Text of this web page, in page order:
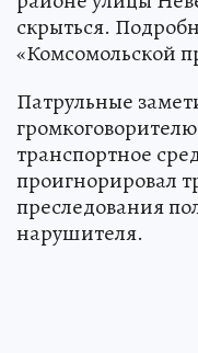
скрыться.
«Комсомольской
Патрульные
транспортное
проигнорировал
преследования
нарушителя.